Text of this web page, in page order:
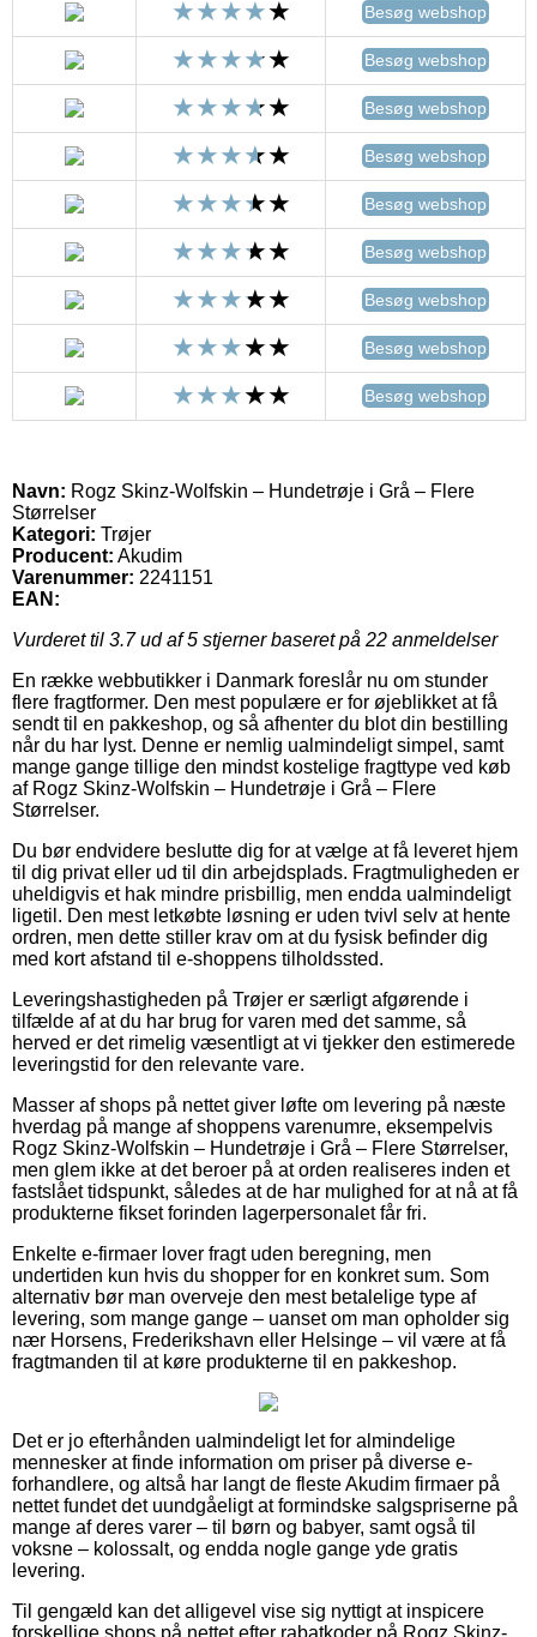
Besøg webshop
Besøg webshop
Besøg webshop
Besøg webshop
Besøg webshop
Besøg webshop
Besøg webshop
Besøg webshop
Besøg webshop
Navn: Rogz Skinz-Wolfskin – Hundetrøje i Grå – Flere
Størrelser
Kategori: Trøjer
Producent: Akudim
Varenummer: 2241151
EAN:
Vurderet til 3.7ud af 5 stjerner baseret på 22 anmeldelser
En række webbutikker i Danmark foreslår nu om stunder
flere fragtformer. Den mest populære er for øjeblikket at få
sendt til en pakkeshop, og så afhenter du blot din bestilling
når du har lyst. Denne er nemlig ualmindeligt simpel, samt
mange gange tillige den mindst kostelige fragttype ved køb
af Rogz Skinz-Wolfskin – Hundetrøje i Grå – Flere
Størrelser.
Du bør endvidere beslutte dig for at vælge at få leveret hjem
til dig privat eller ud til din arbejdsplads. Fragtmuligheden er
uheldigvis et hak mindre prisbillig, men endda ualmindeligt
ligetil. Den mest letkøbte løsning er uden tvivl selv at hente
ordren, men dette stiller krav om at du fysisk befinder dig
med kort afstand til e-shoppens tilholdssted.
Leveringshastigheden på Trøjer er særligt afgørende i
tilfælde af at du har brug for varen med det samme, så
herved er det rimelig væsentligt at vi tjekker den estimerede
leveringstid for den relevante vare.
Masser af shops på nettet giver løfte om levering på næste
hverdag på mange af shoppens varenumre, eksempelvis
Rogz Skinz-Wolfskin – Hundetrøje i Grå – Flere Størrelser,
men glem ikke at det beroer på at orden realiseres inden et
fastslået tidspunkt, således at de har mulighed for at nå at få
produkterne fikset forinden lagerpersonalet får fri.
Enkelte e-firmaer lover fragt uden beregning, men
undertiden kun hvis du shopper for en konkret sum. Som
alternativ bør man overveje den mest betalelige type af
levering, som mange gange – uanset om man opholder sig
nær Horsens, Frederikshavn eller Helsinge – vil være at få
fragtmanden til at køre produkterne til en pakkeshop.
Det er jo efterhånden ualmindeligt let for almindelige
mennesker at finde information om priser på diverse e-
forhandlere, og altså har langt de fleste Akudim firmaer på
nettet fundet det uundgåeligt at formindske salgspriserne på
mange af deres varer – til børn og babyer, samt også til
voksne – kolossalt, og endda nogle gange yde gratis
levering.
Til gengæld kan det alligevel vise sig nyttigt at inspicere
forskellige shops på nettet efter rabatkoder på Rogz Skinz-